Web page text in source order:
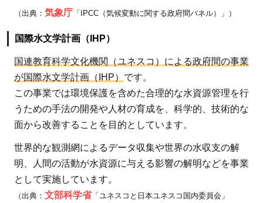
（出典： 気象庁 「IPCC（気候変動に関する政府間パネル）」）
国際水文学計画（IHP）
国連教育科学文化機関（ユネスコ）による政府間の事業
が国際水文学計画（IHP） です。
この事業では環境保護を含めた合理的な水資源管理を行
うための手法の開発や人材の育成を、科学的、技術的な
面から改善することを目的としています。
世界的な観測網によるデータ収集や世界の水収支の解
明、人間の活動が水資源に与える影響の解明などを事業
として実施しています。
（出典： 文部科学省「ユネスコと日本ユネスコ国内委員会」